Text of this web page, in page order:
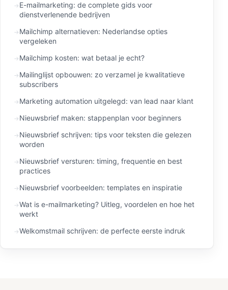
E-mailmarketing: de complete gids voor
dienstverlenende bedrijven
Mailchimp alternatieven: Nederlandse opties
vergeleken
Mailchimp kosten: wat betaal je echt?
Mailinglijst opbouwen: zo verzamel je kwalitatieve
subscribers
Marketing automation uitgelegd: van lead naar klant
Nieuwsbrief maken: stappenplan voor beginners
Nieuwsbrief schrijven: tips voor teksten die gelezen
worden
Nieuwsbrief versturen: timing, frequentie en best
practices
Nieuwsbrief voorbeelden: templates en inspiratie
Wat is e-mailmarketing? Uitleg, voordelen en hoe het
werkt
Welkomstmail schrijven: de perfecte eerste indruk